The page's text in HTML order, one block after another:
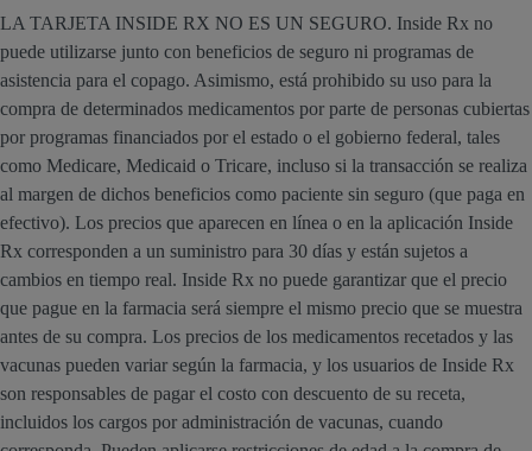
LA TARJETA INSIDE RX NO ES UN SEGURO. Inside Rx no
puede utilizarse junto con beneficios de seguro ni programas de
asistencia para el copago. Asimismo, está prohibido su uso para la
compra de determinados medicamentos por parte de personas cubiertas
por programas financiados por el estado o el gobierno federal, tales
como Medicare, Medicaid o Tricare, incluso si la transacción se realiza
al margen de dichos beneficios como paciente sin seguro (que paga en
efectivo). Los precios que aparecen en línea o en la aplicación Inside
Rx corresponden a un suministro para 30 días y están sujetos a
cambios en tiempo real. Inside Rx no puede garantizar que el precio
que pague en la farmacia será siempre el mismo precio que se muestra
antes de su compra. Los precios de los medicamentos recetados y las
vacunas pueden variar según la farmacia, y los usuarios de Inside Rx
son responsables de pagar el costo con descuento de su receta,
incluidos los cargos por administración de vacunas, cuando